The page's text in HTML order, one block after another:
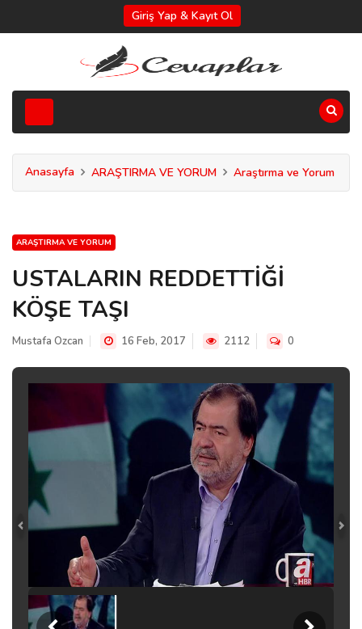
Giriş Yap & Kayıt Ol
Anasayfa ARAŞTIRMA VE YORUM Araştırma ve Yorum
ARAŞTIRMA VE YORUM
USTALARIN REDDETTİĞİ
KÖŞE TAŞI
Mustafa Ozcan 16 Feb, 2017 2112 0